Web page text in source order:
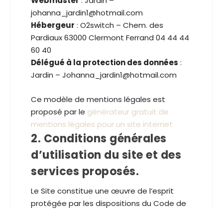
johanna_jardin1@hotmail.com
Hébergeur : O2switch – Chem. des
Pardiaux 63000 Clermont Ferrand 04 44 44
60 40
Délégué à la protection des données :
Jardin – Johanna_jardin1@hotmail.com
Ce modèle de mentions légales est
proposé par le générateur gratuit de
mentions légales pour un site internet
2. Conditions générales
d’utilisation du site et des
services proposés.
Le Site constitue une œuvre de l’esprit
protégée par les dispositions du Code de